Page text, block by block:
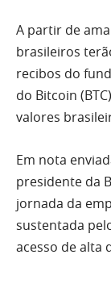
A partir de
brasileiros
recibos do
do Bitcoin
valores
Em nota
presidente da
jornada da
sustentada
acesso de alta